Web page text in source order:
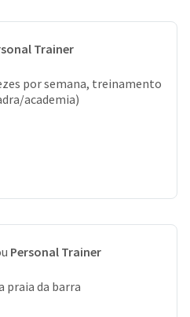
Trainer
por semana, treinamento
academia)
Personal Trainer
praia da barra